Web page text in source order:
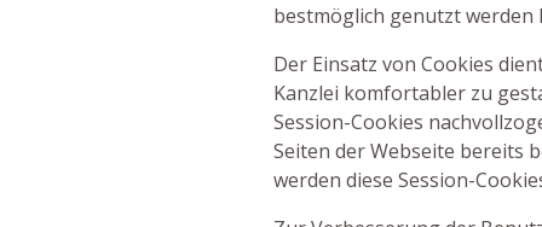
bestmöglich genutzt werden
Der Einsatz von Cookies
Kanzlei komfortabler zu
Session-Cookies
Seiten der Webseite bereits
werden diese Session-